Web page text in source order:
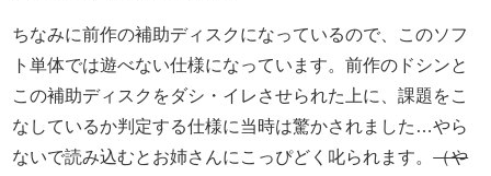
ちなみに前作の補助ディスクになっているので、このソフ
ト単体では遊べない仕様になっています。前作のドシンと
この補助ディスクをダシ・イレさせられた上に、課題をこ
なしているか判定する仕様に当時は驚かされました…やら
ないで読み込むとお姉さんにこっぴどく叱られます。（や